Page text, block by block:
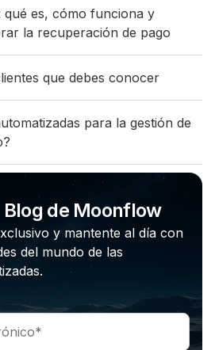
qué es, cómo funciona y
la recuperación de pago
que debes conocer
para la gestión de
de Moonflow
y mantente al día con
del mundo de las